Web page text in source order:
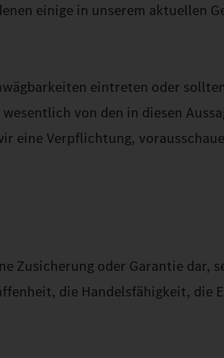
einige in unserem
eintreten oder
von den in diesen
eine Verpflichtung,
Zusicherung oder Garantie
die Handelsfähigkeit,